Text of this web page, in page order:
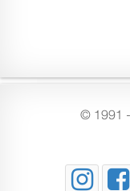
© 1991